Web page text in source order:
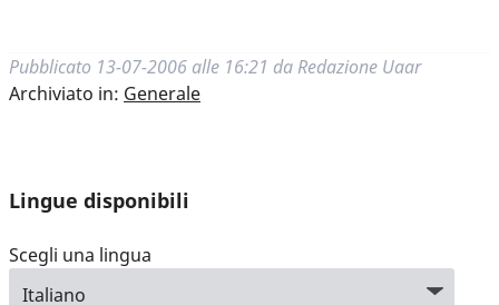
Pubblicato 13-07-2006 alle 16:21 da Redazione Uaar
Archiviato in: Generale
Lingue disponibili
Scegli una lingua